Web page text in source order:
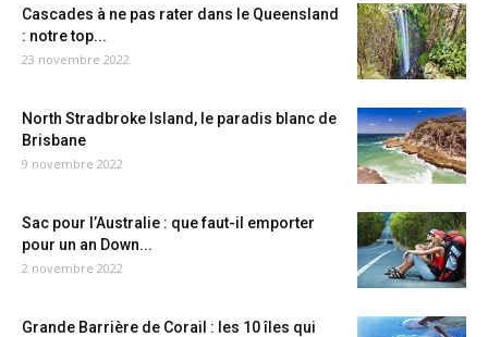
Cascades à ne pas rater dans le Queensland
: notre top...
23 novembre 2022
North Stradbroke Island, le paradis blanc de
Brisbane
9 novembre 2022
Sac pour l’Australie : que faut-il emporter
pour un an Down...
2 novembre 2022
Grande Barrière de Corail : les 10 îles qui